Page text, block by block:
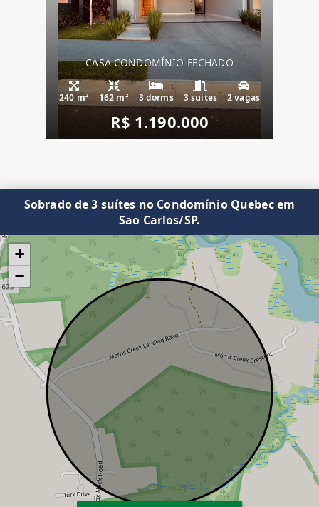
CASA CONDOMÍNIO FECHADO
240 m² 162 m² 3 dorms 3 suítes 2 vagas
R$ 1.190.000
Sobrado de 3 suítes no Condomínio Quebec em
Sao Carlos/SP.
+
−